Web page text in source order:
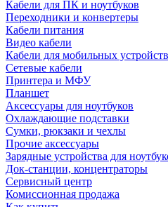
Кабели для ПК и ноутбуков
Переходники и конвертеры
Кабели питания
Видео кабели
Кабели для мобильных устройств
Сетевые кабели
Принтера и МФУ
Планшет
Аксессуары для ноутбуков
Охлаждающие подставки
Сумки, рюкзаки и чехлы
Прочие аксессуары
Зарядные устройства для
Док-станции, концентраторы
Сервисный центр
Комиссионная продажа